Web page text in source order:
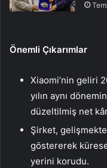
Önemli Çıkarımlar
Xiaomi’nin geliri
yılın aynı
düzeltilmiş net
Şirket,
göstererek
yerini korudu.